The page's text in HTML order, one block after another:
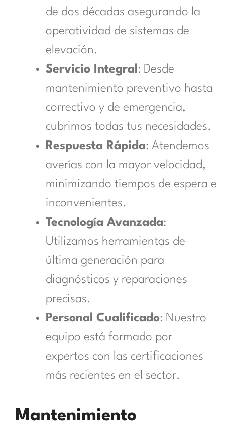
de dos décadas asegurando la
operatividad de sistemas de
elevación.
Servicio Integral: Desde
mantenimiento preventivo hasta
correctivo y de emergencia,
cubrimos todas tus necesidades.
Respuesta Rápida: Atendemos
averías con la mayor velocidad,
minimizando tiempos de espera e
inconvenientes.
Tecnología Avanzada:
Utilizamos herramientas de
última generación para
diagnósticos y reparaciones
precisas.
Personal Cualificado: Nuestro
equipo está formado por
expertos con las certificaciones
más recientes en el sector.
Mantenimiento